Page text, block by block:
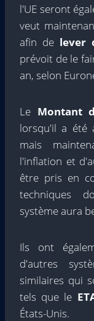
l'UE seront
veut
afin de lever
prévoit de le
an, selon
Le Montant
lorsqu'il a été
mais
l'inflation et
être pris en
techniques
système aura
Ils ont
d'autres
similaires qui
tels que le
États-Unis.